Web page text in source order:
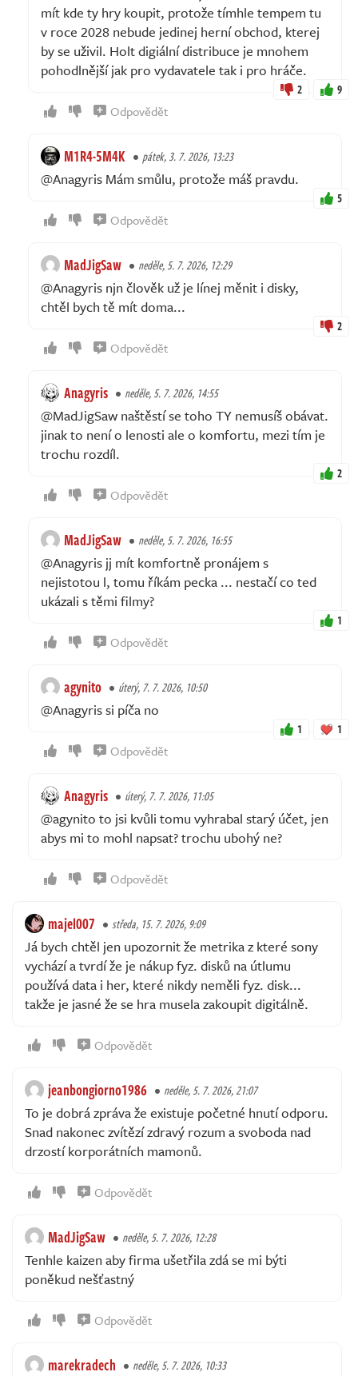
mít kde ty hry koupit, protože tímhle tempem tu
v roce 2028 nebude jedinej herní obchod, kterej
by se uživil. Holt digiální distribuce je mnohem
pohodlnější jak pro vydavatele tak i pro hráče.
2 9
Odpovědět
M1R4-5M4K pátek, 3. 7. 2026, 13:23
@Anagyris Mám smůlu, protože máš pravdu.
5
Odpovědět
MadJigSaw neděle, 5. 7. 2026, 12:29
@Anagyris njn člověk už je línej měnit i disky,
chtěl bych tě mít doma...
2
Odpovědět
Anagyris neděle, 5. 7. 2026, 14:55
@MadJigSaw naštěstí se toho TY nemusíš obávat.
jinak to není o lenosti ale o komfortu, mezi tím je
trochu rozdíl.
2
Odpovědět
MadJigSaw neděle, 5. 7. 2026, 16:55
@Anagyris jj mít komfortně pronájem s
nejistotou l, tomu říkám pecka ... nestačí co ted
ukázali s těmi filmy?
1
Odpovědět
agynito úterý, 7. 7. 2026, 10:50
@Anagyris si píča no
1 1
Odpovědět
Anagyris úterý, 7. 7. 2026, 11:05
@agynito to jsi kvůli tomu vyhrabal starý účet, jen
abys mi to mohl napsat? trochu ubohý ne?
Odpovědět
majel007 středa, 15. 7. 2026, 9:09
Já bych chtěl jen upozornit že metrika z které sony
vychází a tvrdí že je nákup fyz. disků na útlumu
používá data i her, které nikdy neměli fyz. disk...
takže je jasné že se hra musela zakoupit digitálně.
Odpovědět
jeanbongiorno1986 neděle, 5. 7. 2026, 21:07
To je dobrá zpráva že existuje početné hnutí odporu.
Snad nakonec zvítězí zdravý rozum a svoboda nad
drzostí korporátních mamonů.
Odpovědět
MadJigSaw neděle, 5. 7. 2026, 12:28
Tenhle kaizen aby firma ušetřila zdá se mi býti
poněkud nešťastný
Odpovědět
marekradech neděle, 5. 7. 2026, 10:33